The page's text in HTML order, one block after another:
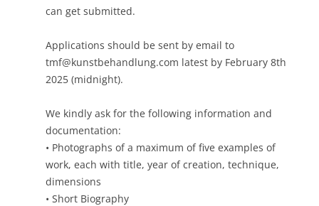
can get submitted.
Applications should be sent by email to
tmf@kunstbehandlung.com latest by February 8th
2025 (midnight).
We kindly ask for the following information and
documentation:
• Photographs of a maximum of five examples of
work, each with title, year of creation, technique,
dimensions
• Short Biography